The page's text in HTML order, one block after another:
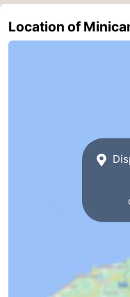
Schouwen-
Location of